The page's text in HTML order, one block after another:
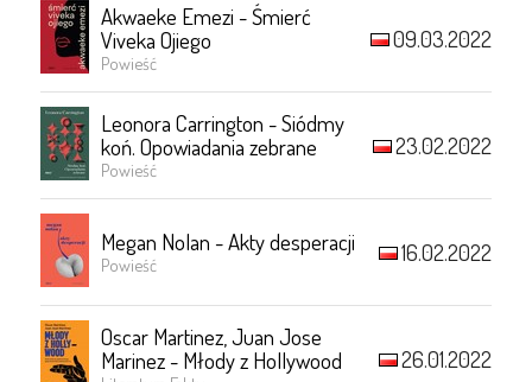
Akwaeke Emezi - Śmierć
Viveka Ojiego
Powieść
09.03.2022
Leonora Carrington - Siódmy
koń. Opowiadania zebrane
Powieść
23.02.2022
Megan Nolan - Akty desperacji
Powieść 16.02.2022
Oscar Martinez, Juan Jose
Marinez - Młody z Hollywood
26.01.2022